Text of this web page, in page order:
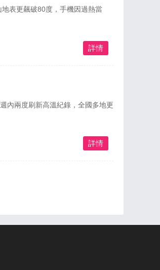
表更飆破80度，手機因過熱當
詳情
內兩度刷新高溫紀錄，全國多地更
詳情